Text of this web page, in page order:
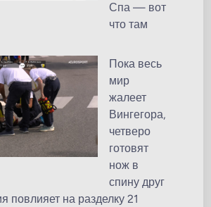
Спа — вот
что там
Пока весь
мир
жалеет
Вингегора,
четверо
готовят
нож в
спину друг
повлияет на разделку 21